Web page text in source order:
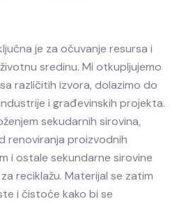
je za očuvanje resursa i
sredinu. Mi otkupljujemo
različitih izvora, dolazimo do
i građevinskih projekta.
sekudarnih sirovina,
renoviranja proizvodnih
i ostale sekundarne sirovine
reciklažu. Materijal se zatim
i čistoće kako bi se